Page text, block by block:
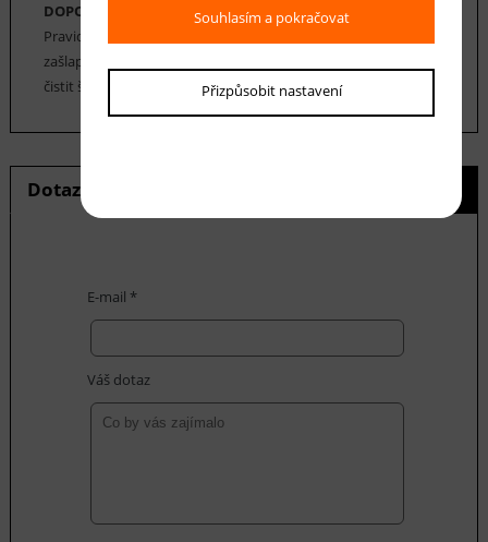
DOPORUČENÁ ÚDRŽBA:
Pravidelné vysávání nečistot z koberce, aby se zabránilo jejich
zašlapání do koberce. Cca jednou za 12-18 měsíců je možné
čistit šamponováním.
Dotaz na produkt
E-mail *
Váš dotaz
Souhlasím a pokračovat
Přizpůsobit nastavení